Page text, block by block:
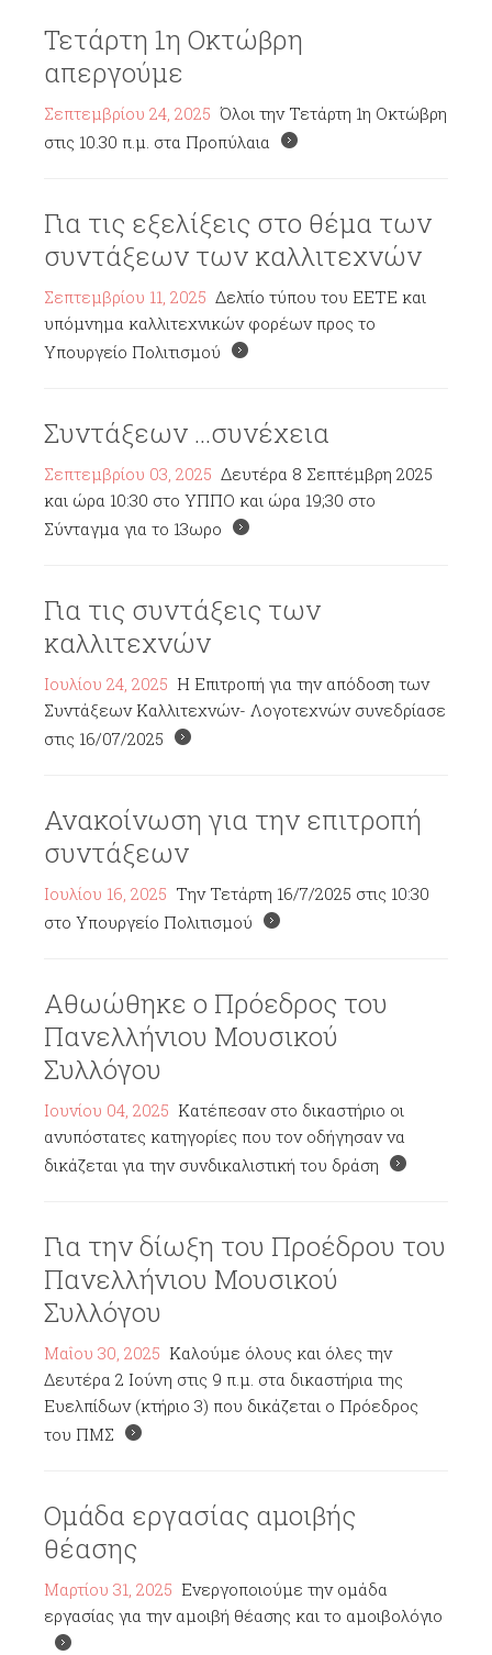
Τετάρτη 1η Οκτώβρη
απεργούμε
Σεπτεμβρίου 24, 2025 Όλοι την Τετάρτη 1η Οκτώβρη
στις 10.30 π.μ. στα Προπύλαια
Για τις εξελίξεις στο θέμα των
συντάξεων των καλλιτεχνών
Σεπτεμβρίου 11, 2025 Δελτίο τύπου του ΕΕΤΕ και
υπόμνημα καλλιτεχνικών φορέων προς το
Υπουργείο Πολιτισμού
Συντάξεων ...συνέχεια
Σεπτεμβρίου 03, 2025 Δευτέρα 8 Σεπτέμβρη 2025
και ώρα 10:30 στο ΥΠΠΟ και ώρα 19;30 στο
Σύνταγμα για το 13ωρο
Για τις συντάξεις των
καλλιτεχνών
Ιουλίου 24, 2025 Η Επιτροπή για την απόδοση των
Συντάξεων Καλλιτεχνών- Λογοτεχνών συνεδρίασε
στις 16/07/2025
Ανακοίνωση για την επιτροπή
συντάξεων
Ιουλίου 16, 2025 Την Τετάρτη 16/7/2025 στις 10:30
στο Υπουργείο Πολιτισμού
Αθωώθηκε ο Πρόεδρος του
Πανελλήνιου Μουσικού
Συλλόγου
Ιουνίου 04, 2025 Κατέπεσαν στο δικαστήριο οι
ανυπόστατες κατηγορίες που τον οδήγησαν να
δικάζεται για την συνδικαλιστική του δράση
Για την δίωξη του Προέδρου του
Πανελλήνιου Μουσικού
Συλλόγου
Μαΐου 30, 2025 Καλούμε όλους και όλες την
Δευτέρα 2 Ιούνη στις 9 π.μ. στα δικαστήρια της
Ευελπίδων (κτήριο 3) που δικάζεται ο Πρόεδρος
του ΠΜΣ
Ομάδα εργασίας αμοιβής
θέασης
Μαρτίου 31, 2025 Ενεργοποιούμε την ομάδα
εργασίας για την αμοιβή θέασης και το αμοιβολόγιο